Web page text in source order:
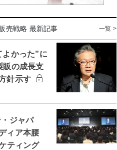
売戦略 最新記事 一覧 >
よかった”に
の成長支
針示す
ジャパ
ィア本腰
ティング